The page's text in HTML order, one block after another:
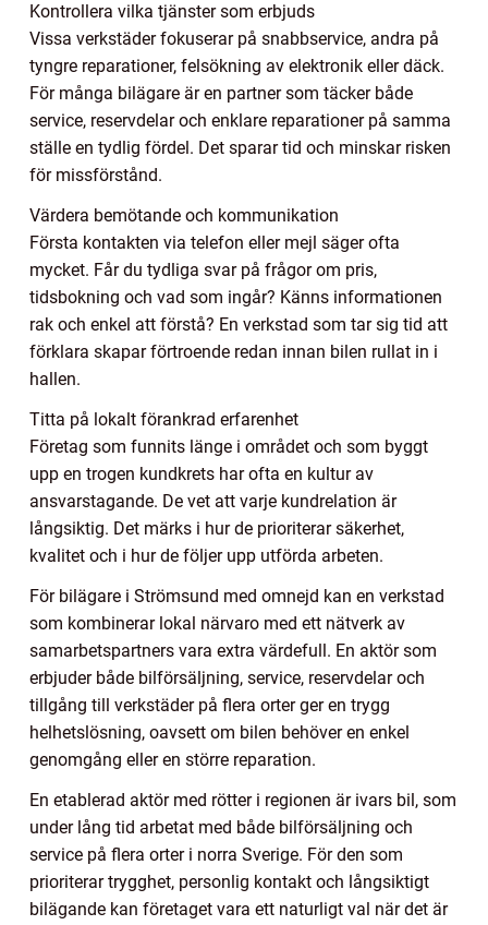
Kontrollera vilka tjänster som erbjuds
Vissa verkstäder fokuserar på snabbservice, andra på
tyngre reparationer, felsökning av elektronik eller däck.
För många bilägare är en partner som täcker både
service, reservdelar och enklare reparationer på samma
ställe en tydlig fördel. Det sparar tid och minskar risken
för missförstånd.
Värdera bemötande och kommunikation
Första kontakten via telefon eller mejl säger ofta
mycket. Får du tydliga svar på frågor om pris,
tidsbokning och vad som ingår? Känns informationen
rak och enkel att förstå? En verkstad som tar sig tid att
förklara skapar förtroende redan innan bilen rullat in i
hallen.
Titta på lokalt förankrad erfarenhet
Företag som funnits länge i området och som byggt
upp en trogen kundkrets har ofta en kultur av
ansvarstagande. De vet att varje kundrelation är
långsiktig. Det märks i hur de prioriterar säkerhet,
kvalitet och i hur de följer upp utförda arbeten.
För bilägare i Strömsund med omnejd kan en verkstad
som kombinerar lokal närvaro med ett nätverk av
samarbetspartners vara extra värdefull. En aktör som
erbjuder både bilförsäljning, service, reservdelar och
tillgång till verkstäder på flera orter ger en trygg
helhetslösning, oavsett om bilen behöver en enkel
genomgång eller en större reparation.
En etablerad aktör med rötter i regionen är ivars bil, som
under lång tid arbetat med både bilförsäljning och
service på flera orter i norra Sverige. För den som
prioriterar trygghet, personlig kontakt och långsiktigt
bilägande kan företaget vara ett naturligt val när det är